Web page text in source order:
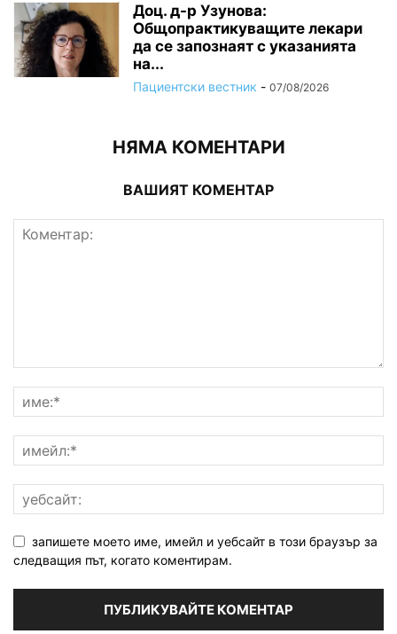
Доц. д-р Узунова:
Общопрактикуващите лекари
да се запознаят с указанията
на...
Пациентски вестник - 07/08/2026
НЯМА КОМЕНТАРИ
ВАШИЯТ КОМЕНТАР
запишете моето име, имейл и уебсайт в този браузър за
следващия път, когато коментирам.